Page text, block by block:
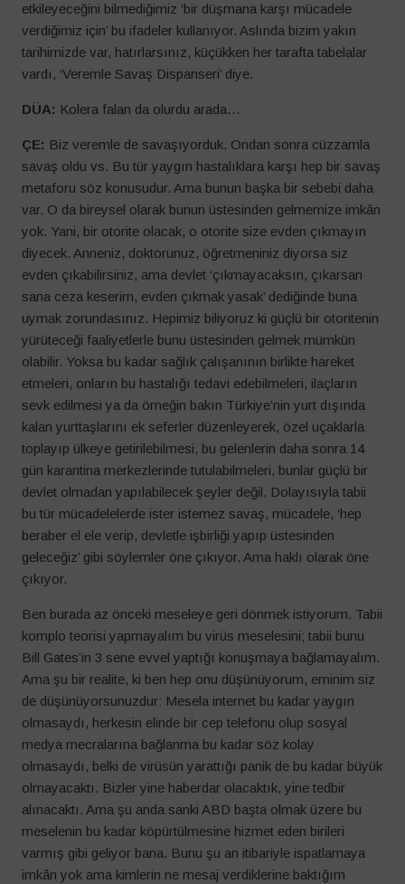
etkileyeceğini bilmediğimiz ‘bir düşmana karşı mücadele
verdiğimiz için’ bu ifadeler kullanıyor. Aslında bizim yakın
tarihimizde var, hatırlarsınız, küçükken her tarafta tabelalar
vardı, ‘Veremle Savaş Dispanseri’ diye.
DÜA: Kolera falan da olurdu arada…
ÇE: Biz veremle de savaşıyorduk. Ondan sonra cüzzamla
savaş oldu vs. Bu tür yaygın hastalıklara karşı hep bir savaş
metaforu söz konusudur. Ama bunun başka bir sebebi daha
var. O da bireysel olarak bunun üstesinden gelmemize imkân
yok. Yani, bir otorite olacak, o otorite size evden çıkmayın
diyecek. Anneniz, doktorunuz, öğretmeniniz diyorsa siz
evden çıkabilirsiniz, ama devlet ‘çıkmayacaksın, çıkarsan
sana ceza keserim, evden çıkmak yasak’ dediğinde buna
uymak zorundasınız. Hepimiz biliyoruz ki güçlü bir otoritenin
yürüteceği faaliyetlerle bunu üstesinden gelmek mümkün
olabilir. Yoksa bu kadar sağlık çalışanının birlikte hareket
etmeleri, onların bu hastalığı tedavi edebilmeleri, ilaçların
sevk edilmesi ya da örneğin bakın Türkiye’nin yurt dışında
kalan yurttaşlarını ek seferler düzenleyerek, özel uçaklarla
toplayıp ülkeye getirilebilmesi, bu gelenlerin daha sonra 14
gün karantina merkezlerinde tutulabilmeleri, bunlar güçlü bir
devlet olmadan yapılabilecek şeyler değil. Dolayısıyla tabii
bu tür mücadelelerde ister istemez savaş, mücadele, ‘hep
beraber el ele verip, devletle işbirliği yapıp üstesinden
geleceğiz’ gibi söylemler öne çıkıyor. Ama haklı olarak öne
çıkıyor.
Ben burada az önceki meseleye geri dönmek istiyorum. Tabii
komplo teorisi yapmayalım bu virüs meselesini; tabii bunu
Bill Gates’in 3 sene evvel yaptığı konuşmaya bağlamayalım.
Ama şu bir realite, ki ben hep onu düşünüyorum, eminim siz
de düşünüyorsunuzdur: Mesela internet bu kadar yaygın
olmasaydı, herkesin elinde bir cep telefonu olup sosyal
medya mecralarına bağlanma bu kadar söz kolay
olmasaydı, belki de virüsün yarattığı panik de bu kadar büyük
olmayacaktı. Bizler yine haberdar olacaktık, yine tedbir
alınacaktı. Ama şu anda sanki ABD başta olmak üzere bu
meselenin bu kadar köpürtülmesine hizmet eden birileri
varmış gibi geliyor bana. Bunu şu an itibariyle ispatlamaya
imkân yok ama kimlerin ne mesaj verdiklerine baktığım